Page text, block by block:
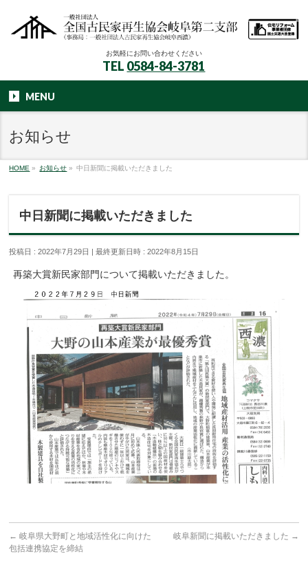
お気軽にお問い合わせください
TEL 0584-84-3781
MENU
お知らせ
HOME » お知らせ » 中日新聞に掲載いただきました
中日新聞に掲載いただきました
投稿日 : 2022年7月29日 最終更新日時 : 2022年8月15日
再築大賞新民家部門について掲載いただきました。
← 岐阜県大野町と地域活性化に向けた
包括連携協定を締結
岐阜新聞に掲載いただきました →